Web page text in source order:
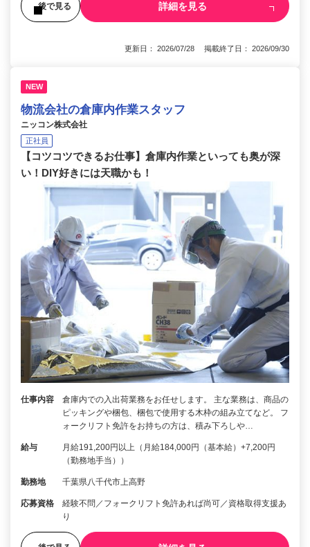
後で見る 詳細を見る
更新日： 2026/07/28 掲載終了日： 2026/09/30
NEW
物流会社の倉庫内作業スタッフ
ニッコン株式会社
正社員
【コツコツできるお仕事】倉庫内作業といっても奥が深
い！DIY好きには天職かも！
仕事内容
倉庫内での入出荷業務をお任せします。 主な業務は、商品の
ピッキングや梱包、梱包で使用する木枠の組み立てなど。 フ
ォークリフト免許をお持ちの方は、積み下ろしや…
給与
月給191,200円以上（月給184,000円（基本給）+7,200円
（勤務地手当））
勤務地 千葉県八千代市上高野
応募資格
経験不問／フォークリフト免許あれば尚可／資格取得支援あ
り